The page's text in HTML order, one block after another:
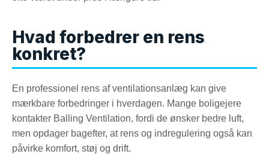
Hvad forbedrer en rens
konkret?
En professionel rens af ventilationsanlæg kan give
mærkbare forbedringer i hverdagen. Mange boligejere
kontakter Balling Ventilation, fordi de ønsker bedre luft,
men opdager bagefter, at rens og indregulering også kan
påvirke komfort, støj og drift.